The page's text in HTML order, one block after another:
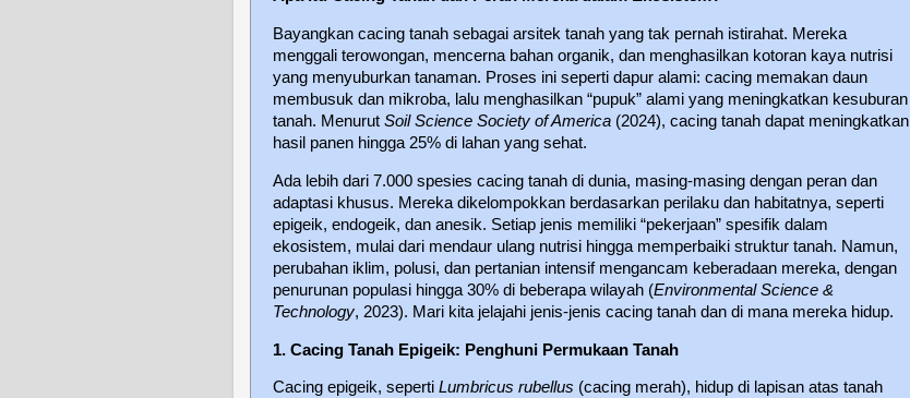
Bayangkan cacing tanah sebagai arsitek tanah yang tak pernah istirahat. Mereka
menggali terowongan, mencerna bahan organik, dan menghasilkan kotoran kaya nutrisi
yang menyuburkan tanaman. Proses ini seperti dapur alami: cacing memakan daun
membusuk dan mikroba, lalu menghasilkan “pupuk” alami yang meningkatkan kesuburan
tanah. Menurut Soil Science Society of America (2024), cacing tanah dapat meningkatkan
hasil panen hingga 25% di lahan yang sehat.
Ada lebih dari 7.000 spesies cacing tanah di dunia, masing-masing dengan peran dan
adaptasi khusus. Mereka dikelompokkan berdasarkan perilaku dan habitatnya, seperti
epigeik, endogeik, dan anesik. Setiap jenis memiliki “pekerjaan” spesifik dalam
ekosistem, mulai dari mendaur ulang nutrisi hingga memperbaiki struktur tanah. Namun,
perubahan iklim, polusi, dan pertanian intensif mengancam keberadaan mereka, dengan
penurunan populasi hingga 30% di beberapa wilayah (Environmental Science &
Technology, 2023). Mari kita jelajahi jenis-jenis cacing tanah dan di mana mereka hidup.
1. Cacing Tanah Epigeik: Penghuni Permukaan Tanah
Cacing epigeik, seperti Lumbricus rubellus (cacing merah), hidup di lapisan atas tanah